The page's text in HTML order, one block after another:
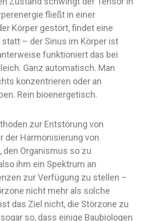
fließt in einer
Körper gestört, findet eine
statt – der Sinus im Körper ist
funktioniert das bei
Ganz automatisch. Man
konzentrieren oder an
Rein bioenergetisch.
zur Entstörung von
der Harmonisierung von
den Organismus so zu
ihm ein Spektrum an
zur Verfügung zu stellen –
nicht mehr als solche
das Ziel nicht, die Störzone zu
so, dass einige Baubiologen